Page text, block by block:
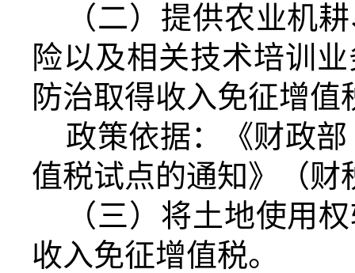
（二）提供农业机
险以及相关技术培训
防治取得收入免征增值
政策依据：《财政
值税试点的通知》（财
（三）将土地使用
收入免征增值税。